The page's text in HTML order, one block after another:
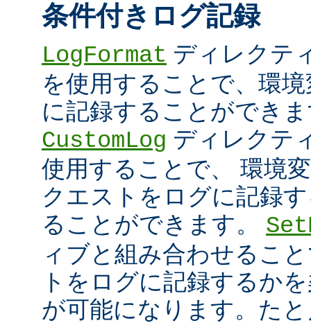
条件付きログ記録
LogFormat ディレクテ
を使用することで、環
に記録することができ
CustomLog ディレクテ
使用することで、 環境
クエストをログに記録
ることができます。
ィブと組み合わせるこ
トをログに記録するか
が可能になります。た